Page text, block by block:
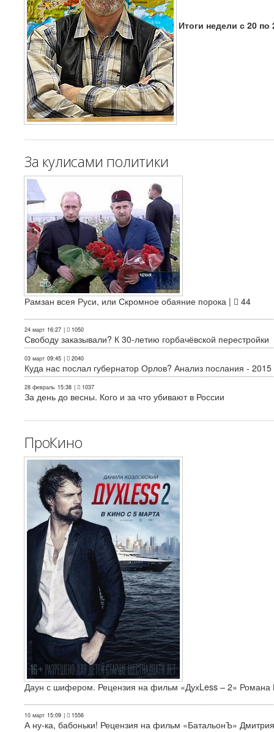
Итоги недели с 20 по
За кулисами политики
Рамзан всея Руси, или Скромное обаяние порока | 44
24 март 16:27 | 1050
Свободу заказывали? К 30-летию горбачёвской перестройки
03 март 09:45 | 2040
Куда нас послал губернатор Орлов? Анализ послания - 2015
28 февраль 15:38 | 1037
За день до весны. Кого и за что убивают в России
ПроКино
Даун с шифером. Рецензия на фильм «ДухLess – 2» Романа
10 март 15:09 | 1556
А ну-ка, бабоньки! Рецензия на фильм «БатальонЪ»